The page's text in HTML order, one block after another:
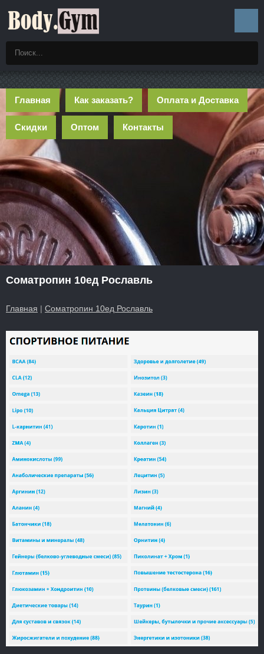
Главная Как заказать? Оплата и Доставка
Скидки Оптом Контакты
Cоматропин 10ед Рославль
Главная | Cоматропин 10ед Рославль